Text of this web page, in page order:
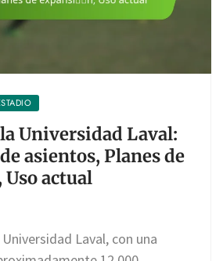
Universidad Laval:
asientos, Planes de
actual
Laval, con una